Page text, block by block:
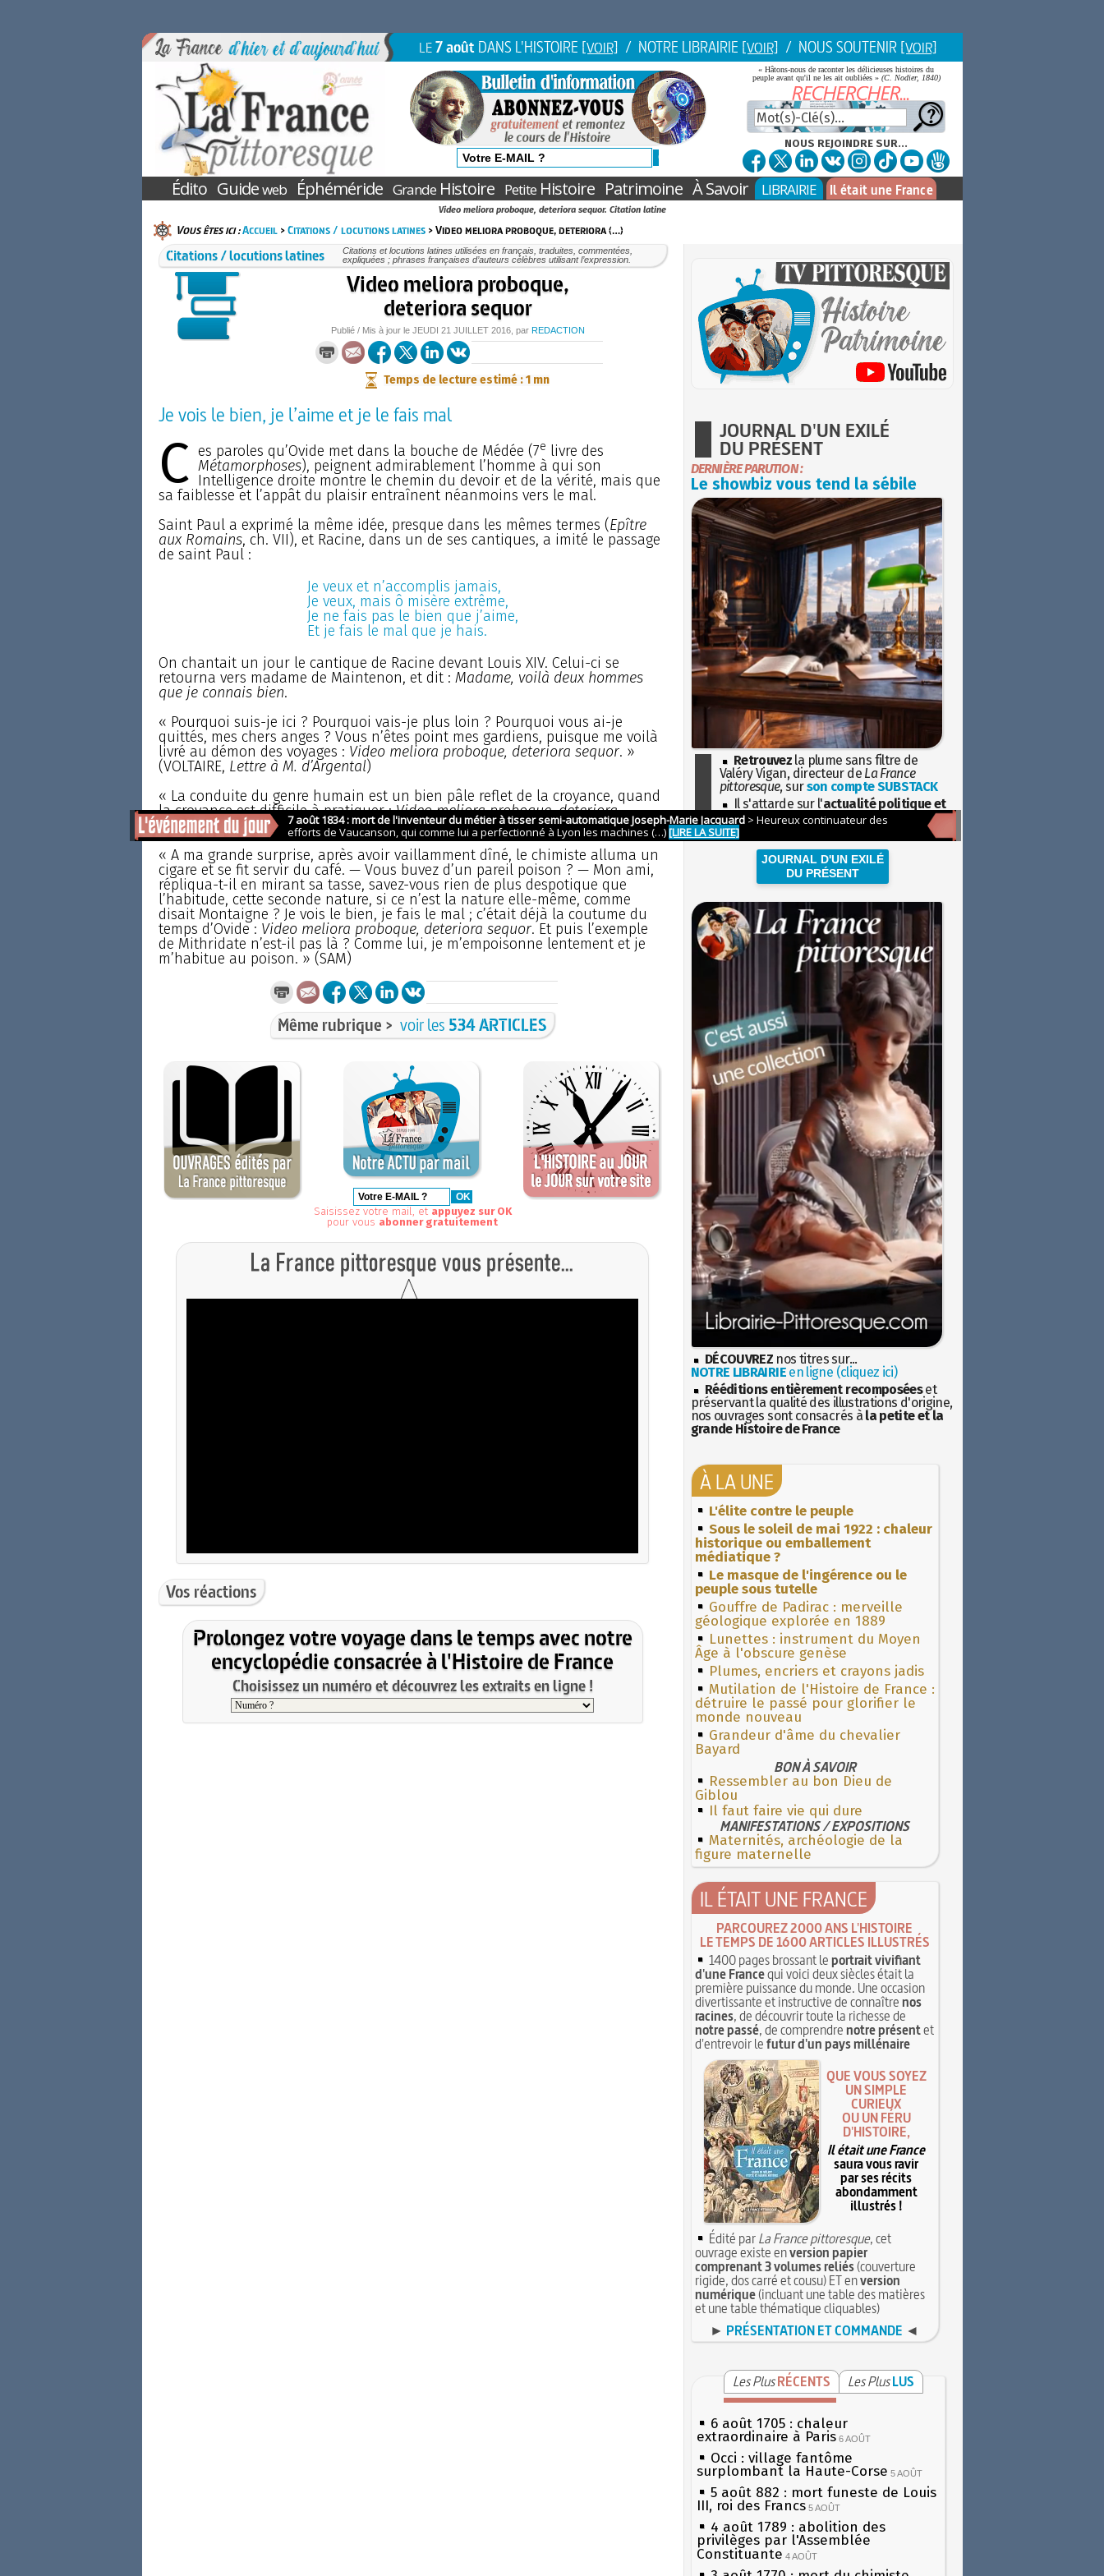
LE7 août DANS L'HISTOIRE [VOIR] / NOTRE LIBRAIRIE [VOIR] / NOUS SOUTENIR [VOIR]
« Hâtons-nous de raconter les délicieuses histoires du
peuple avant qu'il ne les ait oubliées » (C. Nodier, 1840)
NOUS REJOINDRE SUR...
Édito Guideweb Éphéméride GrandeHistoire PetiteHistoire Patrimoine À Savoir LIBRAIRIE Il était une France
Video meliora proboque, deteriora sequor. Citation latine
Vous êtes ici :Accueil>Citations / locutions latines> Video meliora proboque, deteriora (…)
Citations / locutions latines
Citations et locutions latines utilisées en français, traduites, commentées,
expliquées ; phrases françaises d’auteurs célèbres utilisant l’expression.
Video meliora proboque,
deteriora sequor
Publié / Mis à jour le JEUDI 21 JUILLET 2016, par REDACTION
Temps de lecture estimé : 1 mn
Je vois le bien, je l’aime et je le fais mal
C es paroles qu’Ovide met dans la bouche de Médée (7e livre des
Métamorphoses), peignent admirablement l’homme à qui son
Intelligence droite montre le chemin du devoir et de la vérité, mais que
sa faiblesse et l’appât du plaisir entraînent néanmoins vers le mal.
Saint Paul a exprimé la même idée, presque dans les mêmes termes (Epître
aux Romains, ch. VII), et Racine, dans un de ses cantiques, a imité le passage
de saint Paul :
Je veux et n’accomplis jamais,
Je veux, mais ô misère extrême,
Je ne fais pas le bien que j’aime,
Et je fais le mal que je hais.
On chantait un jour le cantique de Racine devant Louis XIV. Celui-ci se
retourna vers madame de Maintenon, et dit : Madame, voilà deux hommes
que je connais bien.
« Pourquoi suis-je ici ? Pourquoi vais-je plus loin ? Pourquoi vous ai-je
quittés, mes chers anges ? Vous n’êtes point mes gardiens, puisque me voilà
livré au démon des voyages : Video meliora proboque, deteriora sequor. »
(VOLTAIRE, Lettre à M. d’Argental)
« La conduite du genre humain est un bien pâle reflet de la croyance, quand
la croyance est difficile à pratiquer :Video meliora proboque, deteriora
sequor. » (Victor COUSIN)
« A ma grande surprise, après avoir vaillamment dîné, le chimiste alluma un
cigare et se fit servir du café. — Vous buvez d’un pareil poison ? — Mon ami,
répliqua-t-il en mirant sa tasse, savez-vous rien de plus despotique que
l’habitude, cette seconde nature, si ce n’est la nature elle-même, comme
disait Montaigne ? Je vois le bien, je fais le mal ; c’était déjà la coutume du
temps d’Ovide : Video meliora proboque, deteriora sequor. Et puis l’exemple
de Mithridate n’est-il pas là ? Comme lui, je m’empoisonne lentement et je
m’habitue au poison. » (SAM)
Même rubrique > voir les 534 ARTICLES
Saisissez votre mail, et appuyez sur OK
pour vous abonner gratuitement
Vos réactions
Prolongez votre voyage dans le temps avec notre
encyclopédie consacrée à l'Histoire de France
Choisissez un numéro et découvrez les extraits en ligne !
JOURNAL D'UN EXILÉ
DU PRÉSENT
DERNIÈRE PARUTION :
Le showbiz vous tend la sébile
Retrouvez la plume sans filtre de
Valéry Vigan, directeur de La France
pittoresque, surson compte SUBSTACK
Il s'attarde sur l'actualité politique et
sociétaleavec la hauteur de vue de
l'Histoire
JOURNAL D'UN EXILÉ
DU PRÉSENT
DÉCOUVREZ nos titres sur...
NOTRE LIBRAIRIEen ligne (cliquez ici)
Rééditions entièrement recomposéeset
préservant la qualité des illustrations d'origine,
nos ouvrages sont consacrés à la petite et la
grande Histoire de France
À LA UNE
L'élite contre le peuple
Sous le soleil de mai 1922 : chaleur
historique ou emballement
médiatique ?
Le masque de l'ingérence ou le
peuple sous tutelle
Gouffre de Padirac : merveille
géologique explorée en 1889
Lunettes : instrument du Moyen
Âge à l'obscure genèse
Plumes, encriers et crayons jadis
Mutilation de l'Histoire de France :
détruire le passé pour glorifier le
monde nouveau
Grandeur d'âme du chevalier
Bayard
BON À SAVOIR
Ressembler au bon Dieu de
Giblou
Il faut faire vie qui dure
MANIFESTATIONS / EXPOSITIONS
Maternités, archéologie de la
figure maternelle
IL ÉTAIT UNE FRANCE
PARCOUREZ 2000 ANS L'HISTOIRE
LE TEMPS DE 1600 ARTICLES ILLUSTRÉS
1400 pages brossant leportrait vivifiant
d'une Francequi voici deux siècles était la
première puissance du monde. Une occasion
divertissante et instructive de connaîtrenos
racines, de découvrir toute la richesse de
notre passé, de comprendrenotre présentet
d'entrevoir lefutur d'un pays millénaire
QUE VOUS SOYEZ
UN SIMPLE
CURIEUX
OU UN FÉRU
D'HISTOIRE,
Il était une France
saura vous ravir
par ses récits
abondamment
illustrés !
Édité parLa France pittoresque, cet
ouvrage existe enversion papier
comprenant 3 volumes reliés(couverture
rigide, dos carré et cousu) ET enversion
numérique(incluant une table des matières
et une table thématique cliquables)
► PRÉSENTATION ET COMMANDE ◄
Les Plus RÉCENTS Les Plus LUS
6 août 1705 : chaleur
extraordinaire à Paris 6 AOÛT
Occi : village fantôme
surplombant la Haute-Corse 5 AOÛT
5 août 882 : mort funeste de Louis
III, roi des Francs 5 AOÛT
4 août 1789 : abolition des
privilèges par l'Assemblée
Constituante 4 AOÛT